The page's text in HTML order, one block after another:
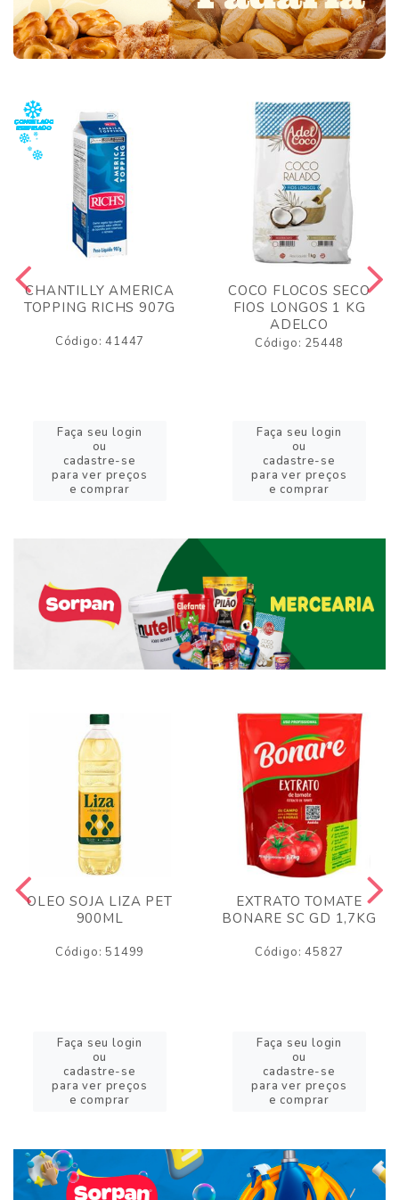
CHANTILLY AMERICA
TOPPING RICHS 907G
Código: 41447
Faça seu login
ou
cadastre-se
para ver preços
e comprar
COCO FLOCOS SECO
FIOS LONGOS 1 KG
ADELCO
Código: 25448
Faça seu login
ou
cadastre-se
para ver preços
e comprar
OLEO SOJA LIZA PET
900ML
Código: 51499
Faça seu login
ou
cadastre-se
para ver preços
e comprar
EXTRATO TOMATE
BONARE SC GD 1,7KG
Código: 45827
Faça seu login
ou
cadastre-se
para ver preços
e comprar